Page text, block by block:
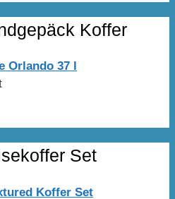
Koffer
Orlando 37 l
Set
Koffer Set